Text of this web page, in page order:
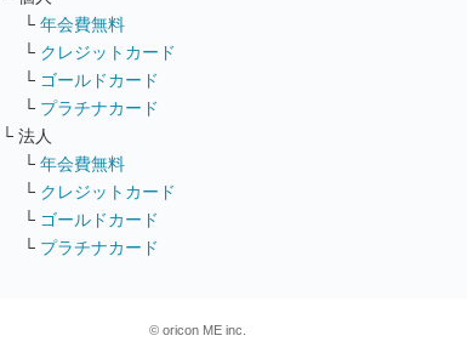
└ 年会費無料
└ クレジットカード
└ ゴールドカード
└ プラチナカード
└ 法人
└ 年会費無料
└ クレジットカード
└ ゴールドカード
└ プラチナカード
© oricon ME inc.